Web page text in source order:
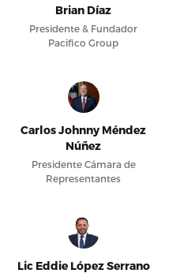
Brian Díaz
Presidente & Fundador
Pacifico Group
Carlos Johnny Méndez
Núñez
Presidente Cámara de
Representantes
Lic Eddie López Serrano